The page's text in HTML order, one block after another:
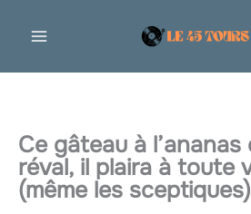
Ce gâteau à
réval, il plaira à toute
(même les sceptiques)